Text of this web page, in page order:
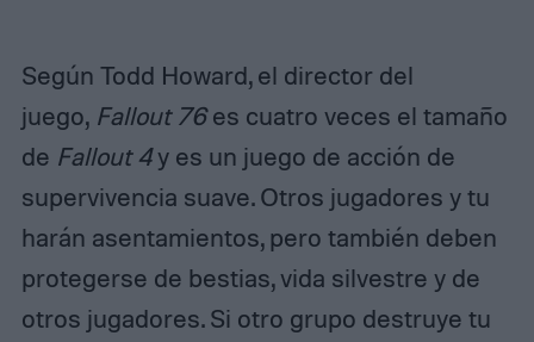
Según Todd Howard, el director del
juego, Fallout 76es cuatro veces el tamaño
de Fallout 4y es un juego de acción de
supervivencia suave. Otros jugadores y tu
harán asentamientos, pero también deben
protegerse de bestias, vida silvestre y de
otros jugadores. Si otro grupo destruye tu